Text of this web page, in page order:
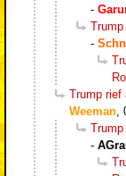
-
-
Trump rief
Weeman
-